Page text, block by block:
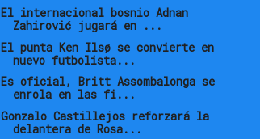
El internacional bosnio Adnan
Zahirović jugará en ...
El punta Ken Ilsø se convierte en
nuevo futbolista...
Es oficial, Britt Assombalonga se
enrola en las fi...
Gonzalo Castillejos reforzará la
delantera de Rosa...